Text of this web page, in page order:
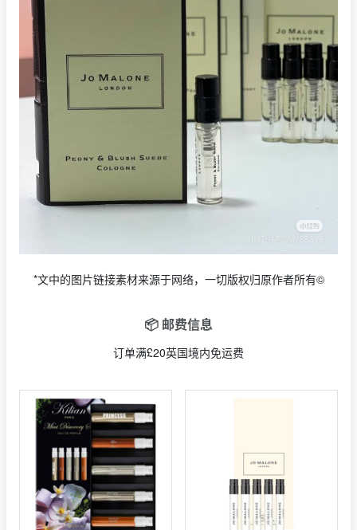
*文中的图片链接素材来源于网络，一切版权归原作者所有©
📦 邮费信息
订单满£20英国境内免运费